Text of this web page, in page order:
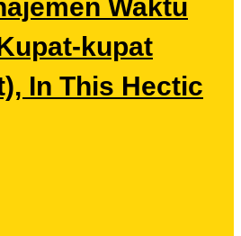
Waktu
kupat
In This Hectic